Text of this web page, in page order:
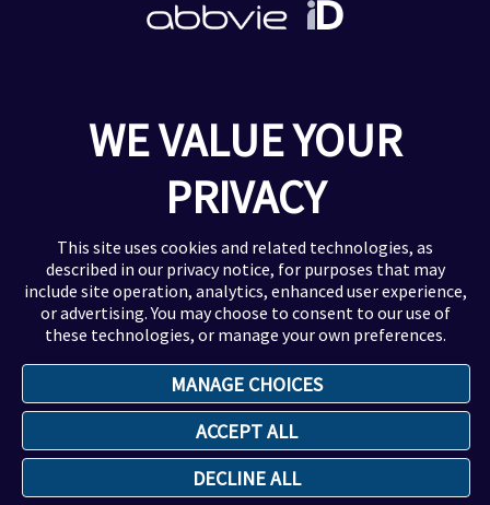
Mentions légales
Déclaration d'accessibilité
Ce site est destiné aux professionnels de
santé exerçant en France
Copyright © 2025 AbbVie. Tous droits réservés.
FR-ABBV-250130 - 12/2025
WE VALUE YOUR
PRIVACY
This site uses cookies and related technologies, as
described in our privacy notice, for purposes that may
include site operation, analytics, enhanced user experience,
or advertising. You may choose to consent to our use of
these technologies, or manage your own preferences.
MANAGE CHOICES
ACCEPT ALL
DECLINE ALL